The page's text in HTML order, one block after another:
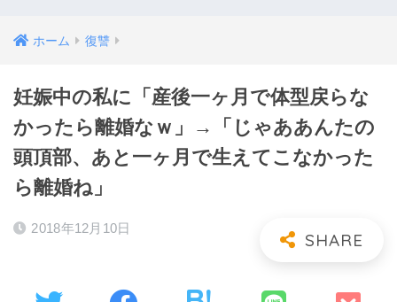
ホーム 復讐
妊娠中の私に「産後一ヶ月で体型戻らな
かったら離婚なｗ」→「じゃああんたの
頭頂部、あと一ヶ月で生えてこなかった
ら離婚ね」
2018年12月10日